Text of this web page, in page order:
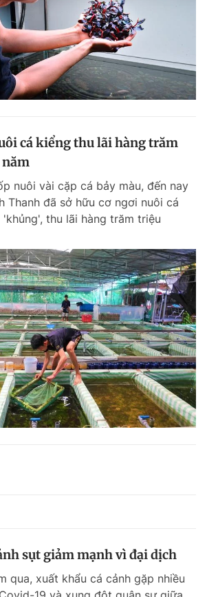
cá kiểng thu lãi hàng trăm
nuôi vài cặp cá bảy màu, đến nay
Thanh đã sở hữu cơ ngơi nuôi cá
thu lãi hàng trăm triệu
sụt giảm mạnh vì đại dịch
qua, xuất khẩu cá cảnh gặp nhiều